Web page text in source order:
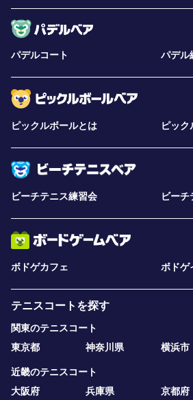
パデルコート パデル
ピックルボールとは ピック
ビーチテニス練習会 ビーチ
ボドゲカフェ ボドゲ
テニスコートを探す
関東のテニスコート
東京都
神奈川県 横浜市
近畿のテニスコート
大阪府
兵庫県 京都府